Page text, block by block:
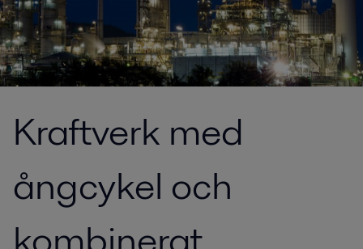
Kraftverk med
ångcykel och